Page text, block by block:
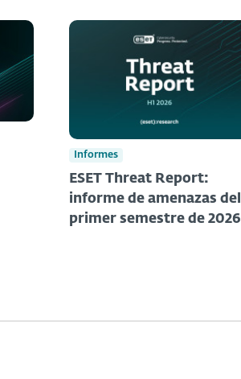
Informes
ESET Threat Report:
informe de amenazas del
primer semestre de 2026